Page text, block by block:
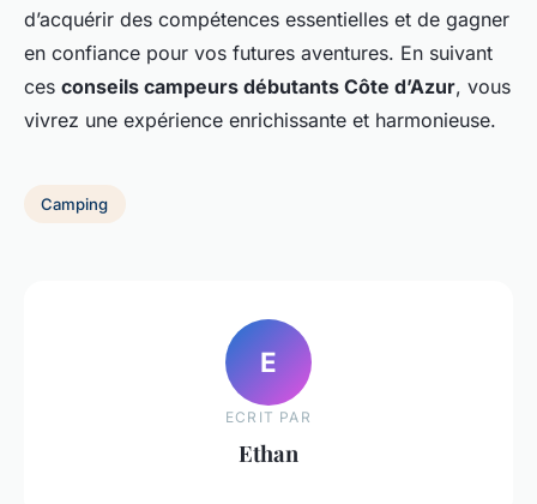
d’acquérir des compétences essentielles et de gagner
en confiance pour vos futures aventures. En suivant
ces conseils campeurs débutants Côte d’Azur, vous
vivrez une expérience enrichissante et harmonieuse.
Camping
E
ECRIT PAR
Ethan